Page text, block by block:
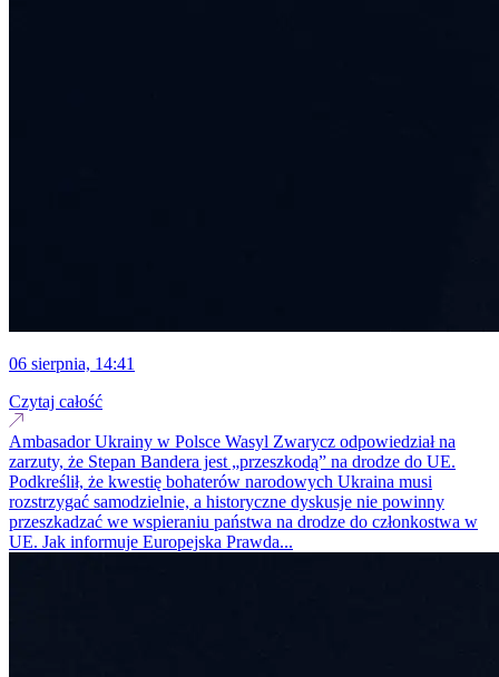
06 sierpnia, 14:41
Czytaj całość
Ambasador Ukrainy w Polsce Wasyl Zwarycz odpowiedział na
zarzuty, że Stepan Bandera jest „przeszkodą” na drodze do UE.
Podkreślił, że kwestię bohaterów narodowych Ukraina musi
rozstrzygać samodzielnie, a historyczne dyskusje nie powinny
przeszkadzać we wspieraniu państwa na drodze do członkostwa w
UE. Jak informuje Europejska Prawda...